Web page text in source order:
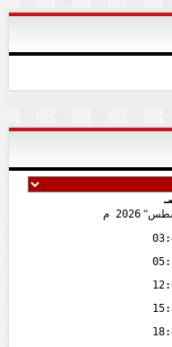
2026 م